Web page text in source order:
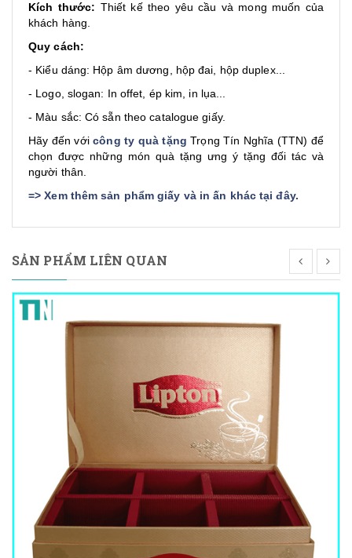
Kích thước: Thiết kế theo yêu cầu và mong muốn của
khách hàng.
Quy cách:
- Kiểu dáng: Hộp âm dương, hộp đai, hộp duplex...
- Logo, slogan: In offet, ép kim, in lụa...
- Màu sắc: Có sẵn theo catalogue giấy.
Hãy đến vớicông ty quà tặng Trọng Tín Nghĩa (TTN) để
chọn được những món quà tặng ưng ý tặng đối tác và
người thân.
=>Xem thêm sản phẩm giấy và in ấn khác tại đây.
SẢN PHẨM LIÊN QUAN